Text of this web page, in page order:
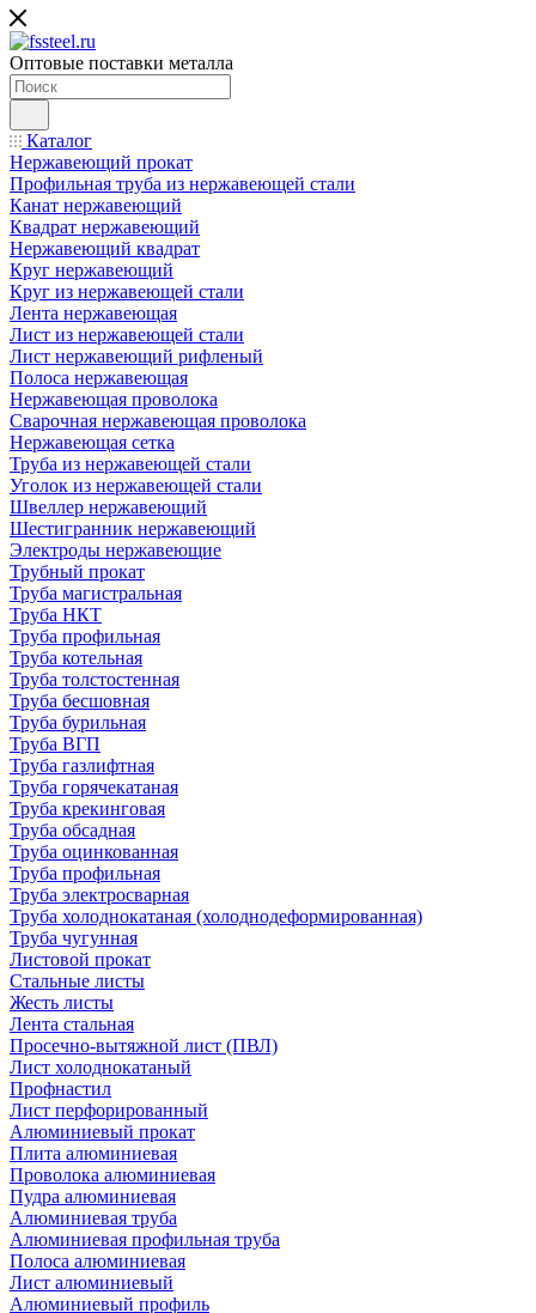
Оптовые поставки металла
Каталог
Нержавеющий прокат
Профильная труба из нержавеющей стали
Канат нержавеющий
Квадрат нержавеющий
Нержавеющий квадрат
Круг нержавеющий
Круг из нержавеющей стали
Лента нержавеющая
Лист из нержавеющей стали
Лист нержавеющий рифленый
Полоса нержавеющая
Нержавеющая проволока
Сварочная нержавеющая проволока
Нержавеющая сетка
Труба из нержавеющей стали
Уголок из нержавеющей стали
Швеллер нержавеющий
Шестигранник нержавеющий
Электроды нержавеющие
Трубный прокат
Труба магистральная
Труба НКТ
Труба профильная
Труба котельная
Труба толстостенная
Труба бесшовная
Труба бурильная
Труба ВГП
Труба газлифтная
Труба горячекатаная
Труба крекинговая
Труба обсадная
Труба оцинкованная
Труба профильная
Труба электросварная
Труба холоднокатаная (холоднодеформированная)
Труба чугунная
Листовой прокат
Стальные листы
Жесть листы
Лента стальная
Просечно-вытяжной лист (ПВЛ)
Лист холоднокатаный
Профнастил
Лист перфорированный
Алюминиевый прокат
Плита алюминиевая
Проволока алюминиевая
Пудра алюминиевая
Алюминиевая труба
Алюминиевая профильная труба
Полоса алюминиевая
Лист алюминиевый
Алюминиевый профиль